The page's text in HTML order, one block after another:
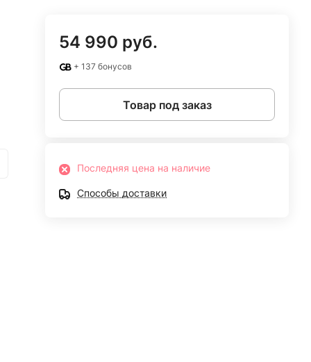
54 990 руб.
+ 137 бонусов
Товар под заказ
Последняя цена на наличие
Способы доставки